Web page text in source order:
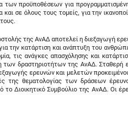
προϋποθέσεων για
σε όλους τους τομείς, για την
της ΑνΑΔ αποτελεί η διεξαγωγή
την κατάρτιση και ανάπτυξη του
τις ανάγκες απασχόλησης και
δραστηριοτήτων της ΑνΑΔ. Σταθερή
ερευνών και μελετών
της θεματολογίας των δράσεων
το Διοικητικό Συμβούλιο της ΑνΑΔ. Οι